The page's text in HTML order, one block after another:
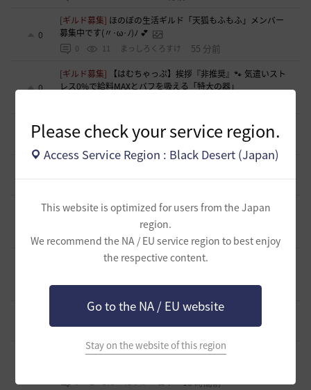
Please check your service region.
Access Service Region : Black Desert (Japan)
This website is optimized for users from the Japan
region.
We recommend the NA / EU service region to best enjoy
the respective content.
Go to the NA / EU website
Stay on the website of this region
0
[ギルド募集] ほのぼの生活ギルド「天狐もふもふ」メンバー
募集中です(〃･ω･ﾉ)ﾉ 💕
0 11 まっしろくろすけ 55 分前
0
[ギルド募集]
【はむちゃっぷ】挨拶『非推奨』🐾 気遣いスト
レス0%で給料MAXとバフを吸える「特大の器」
0
[意見掲示板]「制裁」という言葉が与える印象について
浅井ジークフリード配信者 2 時間前
0 42 浅井ジークフリード配信者 2 時間前
[ギルド募集] 新設ギルド 「Shmurda」立ち上げメンバー募
43 いなドン 4 時間前
[意見掲示板]「ねんどろいど ウサ」の制作過程に関する広
0 80 浅井ジークフリード配信者 9 時間前
[ギルド募集]小型ギルド【KeepOn】ギルメン募集です
0 219 シアラナーザ-日本 18 時間前
[ギルド募集]◇🔶【SOLATIO】メンバー募集!新規復帰者さん
0 173 たりほー-日本 18 時間前